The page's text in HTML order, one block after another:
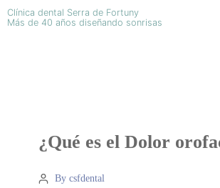
Clínica dental Serra de Fortuny
Más de 40 años diseñando sonrisas
¿Qué es el Dolor
By csfdental